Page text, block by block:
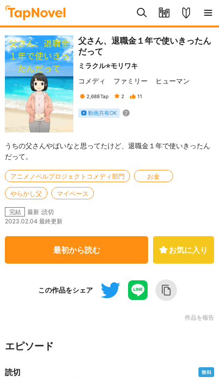
父さん、退職金１年で使いきったん
だって
ミラクル⭐モリワキ
コメディ
ファミリー ヒューマン
2,688Tap 2 11
動画共有OK
うちの父さんやばいなと思ってたけど、退職金１年で使いきったん
だって。
アニメノベルプロジェクトコメディ部門 お金
やらかし父 マイペース
完結
最新 :読切
2023.02.04 最終更新
最初から読む お気に入り
この作品をシェア
作品を報告
エピソード
読切